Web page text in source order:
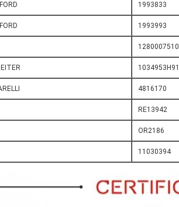
1993833
1993993
1280007510
1034953H91
4816170
RE13942
OR2186
11030394